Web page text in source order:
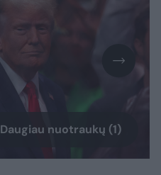
Daugiau nuotraukų (1)